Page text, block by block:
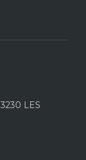
LES